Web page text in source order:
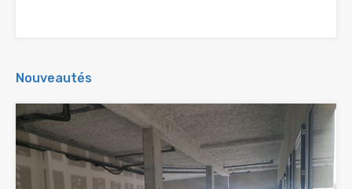
Nouveautés